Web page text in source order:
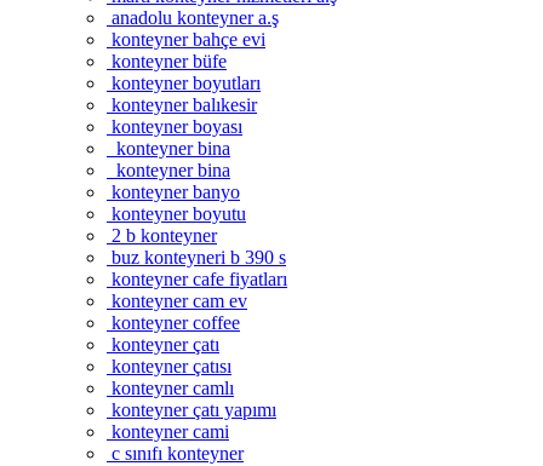
anadolu konteyner a.ş
konteyner bahçe evi
konteyner büfe
konteyner boyutları
konteyner balıkesir
konteyner boyası
konteyner bina
konteyner bina
konteyner banyo
konteyner boyutu
2 b konteyner
buz konteyneri b 390 s
konteyner cafe fiyatları
konteyner cam ev
konteyner coffee
konteyner çatı
konteyner çatısı
konteyner camlı
konteyner çatı yapımı
konteyner cami
c sınıfı konteyner